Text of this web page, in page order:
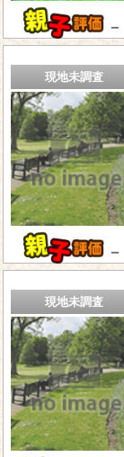
－
現地未調査
－
現地未調査